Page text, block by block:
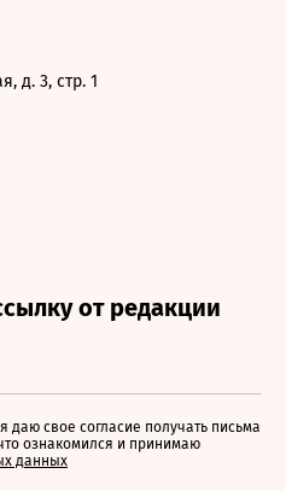
д. 3, стр. 1
даю свое согласие получать письма
ознакомился и принимаю
данных